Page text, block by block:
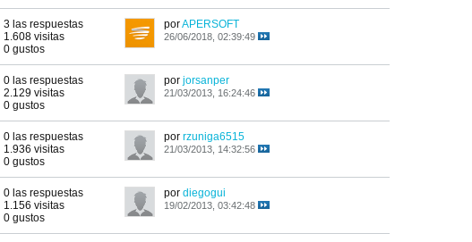
3 las respuestas
1.608 visitas
0 gustos
porAPERSOFT
26/06/2018, 02:39:49
0 las respuestas
2.129 visitas
0 gustos
por jorsanper
21/03/2013, 16:24:46
0 las respuestas
1.936 visitas
0 gustos
por rzuniga6515
21/03/2013, 14:32:56
0 las respuestas
1.156 visitas
0 gustos
por diegogui
19/02/2013, 03:42:48